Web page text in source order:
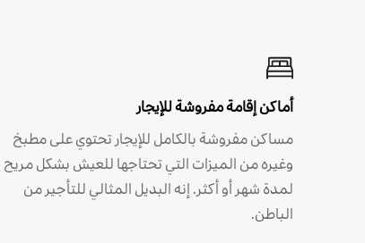
أماكن إقامة مفروشة للإيجار
مساكن مفروشة بالكامل للإيجار تحتوي على مطبخ
وغيره من الميزات التي تحتاجها للعيش بشكل مريح
لمدة شهر أو أكثر. إنه البديل المثالي للتأجير من
الباطن.